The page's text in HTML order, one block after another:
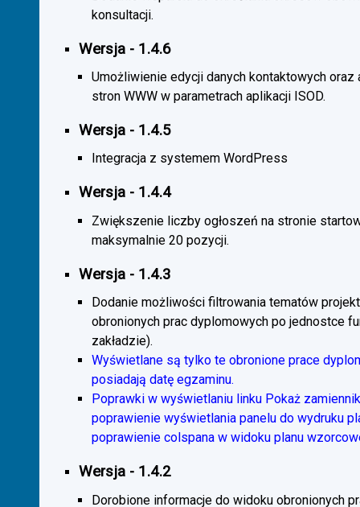
konsultacji.
Wersja - 1.4.6
Umożliwienie edycji danych kontaktowych oraz
stron WWW w parametrach aplikacji ISOD.
Wersja - 1.4.5
Integracja z systemem WordPress
Wersja - 1.4.4
Zwiększenie liczby ogłoszeń na stronie
maksymalnie 20 pozycji.
Wersja - 1.4.3
Dodanie możliwości filtrowania tematów
obronionych prac dyplomowych po jednostce
zakładzie).
Wyświetlane są tylko te obronione prace
posiadają datę egzaminu.
Poprawki w wyświetlaniu linku Pokaż
poprawienie wyświetlania panelu do wydruku
poprawienie colspana w widoku planu
Wersja - 1.4.2
Dorobione informacje do widoku obronionych